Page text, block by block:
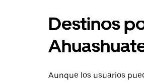
Destinos
Aunque los usuarios